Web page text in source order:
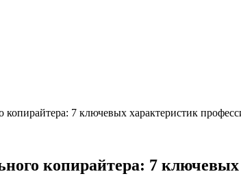
копирайтера: 7 ключевых характеристик
копирайтера: 7